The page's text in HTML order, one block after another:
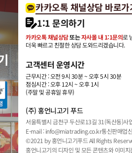
카카오톡 채널상담 바로가
1:1 문의하기
카카오톡 채널상담또는자사몰 내 1:1문의로
더욱 빠르고 친절한 상담 도와드리겠습니다.
고객센터 운영시간
근무시간 : 오전 9시 30분 ~ 오후 5시 30분
점심시간 : 오후 12시 ~ 오후 1시
(주말 및 공휴일 휴무)
(주) 홍언니고기 푸드
서울특별시 금천구 두산로13길 31(독산동)사
E-mail : info@miatrading.co.kr통신판매업
©2021 by 홍언니고기푸드 All Rights
홍언니고기의 디자인 및 모든 콘텐츠와 이미